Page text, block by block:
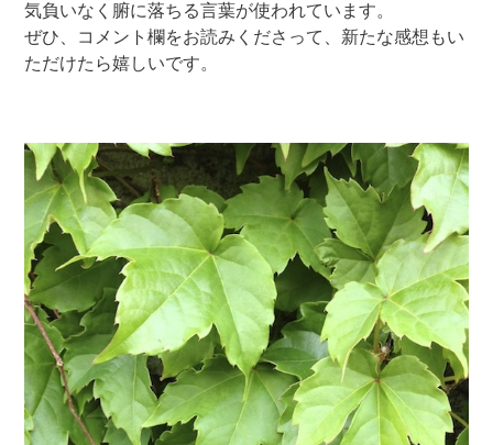
気負いなく腑に落ちる言葉が使われています。
ぜひ、コメント欄をお読みくださって、新たな感想もい
ただけたら嬉しいです。